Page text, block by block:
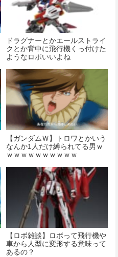
ドラグナーとかエールストライ
クとか背中に飛行機くっ付けた
ようなロボいいよね
【ガンダムＷ】トロワとかいう
なんか1人だけ縛られてる男ｗ
ｗｗｗｗｗｗｗｗｗｗ
【ロボ雑談】ロボって飛行機や
車から人型に変形する意味って
あるの？